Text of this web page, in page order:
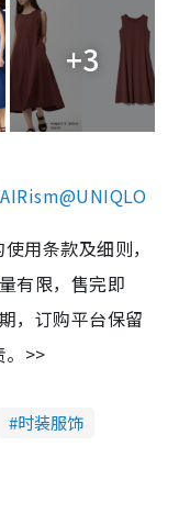
+3
用条款及细则，
有限，售完即
，订购平台保留
>>
时装服饰